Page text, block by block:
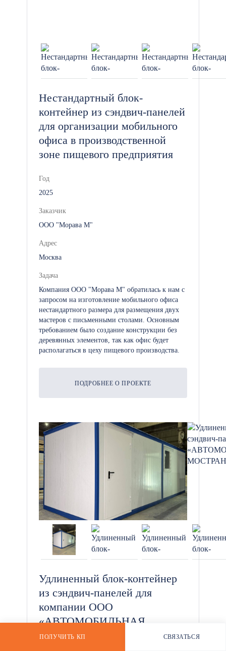
Нестандартный блок-
контейнер из сэндвич-панелей
для организации мобильного
офиса в производственной
зоне пищевого предприятия
Год
2025
Заказчик
ООО "Морава М"
Адрес
Москва
Задача
Компания ООО "Морава М" обратилась к нам с
запросом на изготовление мобильного офиса
нестандартного размера для размещения двух
мастеров с письменными столами. Основным
требованием было создание конструкции без
деревянных элементов, так как офис будет
располагаться в цеху пищевого производства.
ПОДРОБНЕЕ О ПРОЕКТЕ
Удлиненный блок-контейнер
из сэндвич-панелей для
компании ООО
«АВТОМОБИЛЬНАЯ
КОМПАНИЯ – МОСТРАНС»
ПОЛУЧИТЬ КП СВЯЗАТЬСЯ